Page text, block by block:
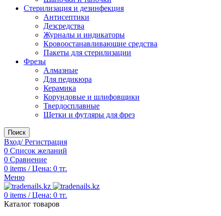
Стерилизация и дезинфекция
Антисептики
Дезсредства
Журналы и индикаторы
Кровоостанавливающие средства
Пакеты для стерилизации
Фрезы
Алмазные
Для педикюра
Керамика
Корундовые и шлифовщики
Твердосплавные
Щетки и футляры для фрез
Поиск
Вход/ Регистрация
0 Список желаний
0 Сравнение
0 items / Цена: 0 тг.
Меню
0 items / Цена: 0 тг.
Каталог товаров